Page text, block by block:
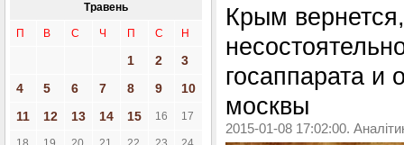
Травень
П В С Ч П С Н
1 2
3
4
5 6 7 8 9
10
11
12 13 14 15 16 17
Крым
госаппарата и
москвы
2015-01-08 17:02:00.